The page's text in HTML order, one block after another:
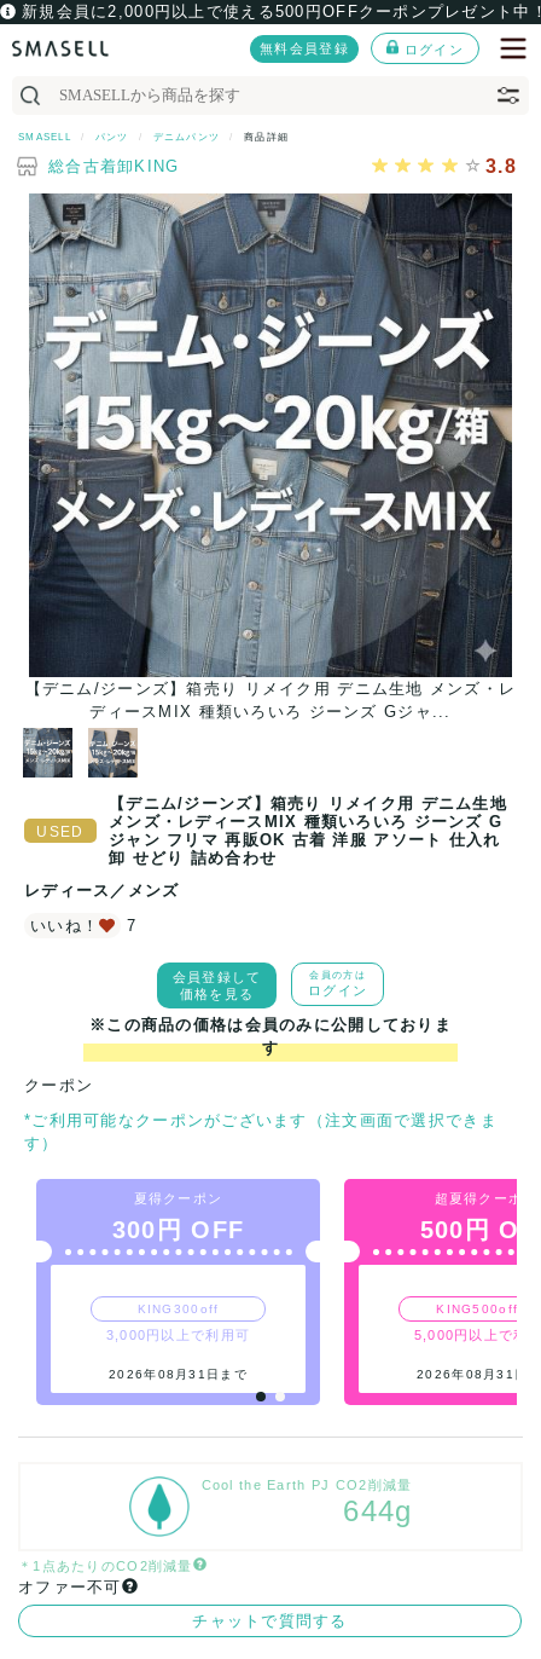
新規会員に2,000円以上で使える500円OFFクーポンプレゼント中
無料会員登録 ログイン
SMASELL パンツ デニムパンツ 商品詳細
総合古着卸KING 3.8
【デニム/ジーンズ】箱売り リメイク用 デニム生地 メンズ・レ
ディースMIX 種類いろいろ ジーンズ Gジャ...
【デニム/ジーンズ】箱売り リメイク用 デニム生地
メンズ・レディースMIX 種類いろいろ ジーンズ G
ジャン フリマ 再販OK 古着 洋服 アソート 仕入れ
卸 せどり 詰め合わせ
レディース ／ メンズ
いいね！
7
会員登録して
価格を見る
会員の方は
ログイン
※この商品の価格は会員のみに公開しておりま
す
クーポン
*ご利用可能なクーポンがございます（注文画面で選択できま
す）
夏得クーポン
300円 OFF
KING300off
3,000円以上で利用可
2026年08月31日まで
超夏得クーポン
500円
KING500off_7
5,000円以上で利
2026年08月31日
Cool the Earth PJ CO2削減量
644g
＊1点あたりのCO2削減量
オファー不可
チャットで質問する